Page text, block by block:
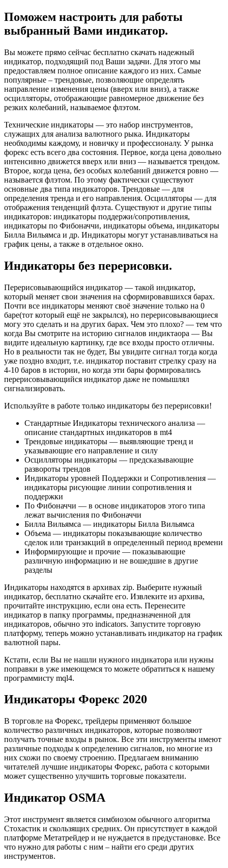
Поможем настроить для работы
выбранный Вами индикатор.
Вы можете прямо сейчас бесплатно скачать надежный
индикатор, подходящий под Ваши задачи. Для этого мы
предоставляем полное описание каждого из них. Самые
популярные – трендовые, позволяющие определять
направление изменения цены (вверх или вниз), а также
осцилляторы, отображающие равномерное движение без
резких колебаний, называемое флэтом.
Технические индикаторы — это набор инструментов,
служащих для анализа валютного рыка. Индикаторы
необходимы каждому, и новичку и профессионалу. У рынка
форекс есть всего два состояния. Первое, когда цена довольно
интенсивно движется вверх или вниз — называется трендом.
Второе, когда цена, без особых колебаний движется ровно —
называется флэтом. По этому фактически существуют
основные два типа индикаторов. Трендовые — для
определения тренда и его направления. Осцилляторы — для
отображения тенденций флэта. Существуют и другие типы
индикаторов: индикаторы поддержи/сопротивления,
индикаторы по Фибоначчи, индикаторы объема, индикаторы
Билла Вильямса и др. Индикаторы могут устанавливаться на
график цены, а также в отдельное окно.
Индикаторы без перерисовки.
Перерисовывающийся индикатор — такой индикатор,
который меняет свои значения на сформировавшихся барах.
Почти все индикаторы меняют своё значение только на 0
баре(тот который ещё не закрылся), но перерисовывающиеся
могу это сделать и на других барах. Чем это плохо? — тем что
когда Вы смотрите на историю сигналов индиктаора — Вы
видите идеальную картинку, где все входы просто отличны.
Но в реальности так не будет, Вы увидите сигнал тогда когда
уже поздно входит, т.е. индикатор поставит стрелку сразу на
4-10 баров в истории, но когда эти бары формировались
перерисовывающийся индикатор даже не помышлял
сигнализировать.
Используйте в работе только индикаторы без перерисовки!
Стандартные Индикаторы технического анализа —
описание стандартных индикаторов в mt4
Трендовые индикаторы — выявляющие тренд и
указывающие его направление и силу
Осцилляторы индикаторы — предсказывающие
развороты трендов
Индикаторы уровней Поддержки и Сопротивления —
индикаторы рисующие линии сопротивления и
поддержки
По Фибоначчи — в основе индикаторов этого типа
лежат вычисления по Фибоначчи
Билла Вильямса — индикаторы Билла Вильямса
Объема — индикаторы показывающие количество
сделок или транзакций в определенный период времени
Информирующие и прочие — показывающие
различную информацию и не вошедшие в другие
разделы
Индикаторы находятся в архивах zip. Выберите нужный
индикатор, бесплатно скачайте его. Извлеките из архива,
прочитайте инструкцию, если она есть. Перенесите
индикатор в папку программы, предназначенной для
индикаторов, обычно это indicators. Запустите торговую
платформу, теперь можно устанавливать индикатор на график
валютной пары.
Кстати, если Вы не нашли нужного индикатора или нужны
поправки в уже имеющемся то можете обратиться к нашему
программисту mql4.
Индикаторы Форекс 2020
В торговле на Форекс, трейдеры применяют большое
количество различных индикаторов, которые позволяют
получать точные входы в рынок. Все эти инструменты имеют
различные подходы к определению сигналов, но многие из
них схожи по своему строению. Предлагаем вниманию
читателей лучшие индикаторы Форекс, работа с которыми
может существенно улучшить торговые показатели.
Индикатор OSMA
Этот инструмент является симбиозом обычного алгоритма
Стохастик и скользящих средних. Он присутствует в каждой
платформе Метатрейдер и не нуждается в предустановке. Все
что нужно для работы с ним – найти его среди других
инструментов.